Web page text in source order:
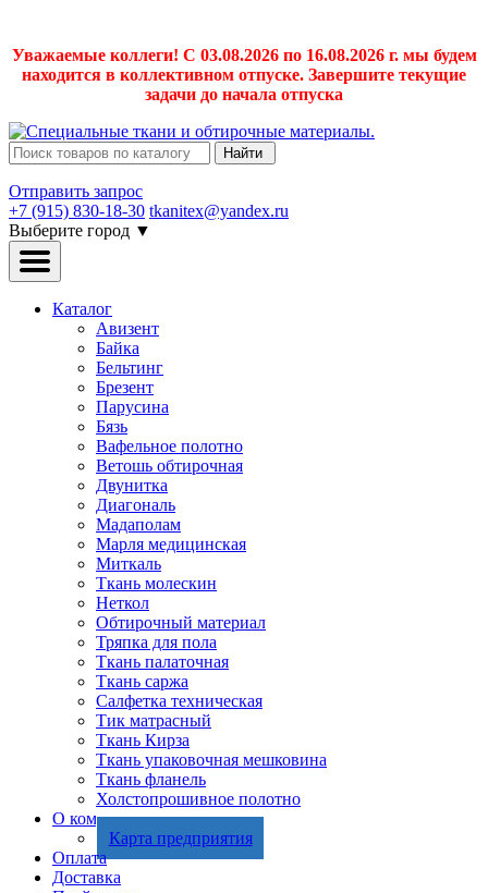
Уважаемые коллеги! С 03.08.2026 по 16.08.2026 г. мы будем
находится в коллективном отпуске. Завершите текущие
задачи до начала отпуска
Найти
Отправить запрос
+7 (915) 830-18-30 tkanitex@yandex.ru
Выберите город ▼
Каталог
Авизент
Байка
Бельтинг
Брезент
Парусина
Бязь
Вафельное полотно
Ветошь обтирочная
Двунитка
Диагональ
Мадаполам
Марля медицинская
Миткаль
Ткань молескин
Неткол
Обтирочный материал
Тряпка для пола
Ткань палаточная
Ткань саржа
Салфетка техническая
Тик матрасный
Ткань Кирза
Ткань упаковочная мешковина
Ткань фланель
Холстопрошивное полотно
О компании
Карта предприятия
Оплата
Доставка